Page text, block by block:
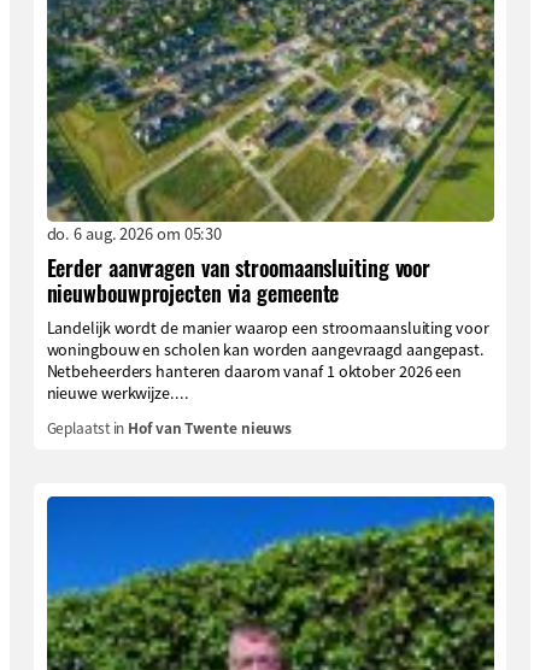
do. 6 aug. 2026 om 05:30
Eerder aanvragen van stroomaansluiting voor
nieuwbouwprojecten via gemeente
Landelijk wordt de manier waarop een stroomaansluiting voor
woningbouw en scholen kan worden aangevraagd aangepast.
Netbeheerders hanteren daarom vanaf 1 oktober 2026 een
nieuwe werkwijze....
Geplaatst in Hof van Twente nieuws